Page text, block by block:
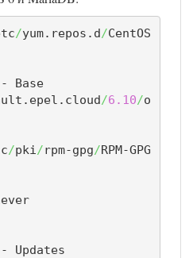
/yum.repos.d/CentOS
- Base
/6.10/o
/pki/rpm-gpg/RPM-GPG